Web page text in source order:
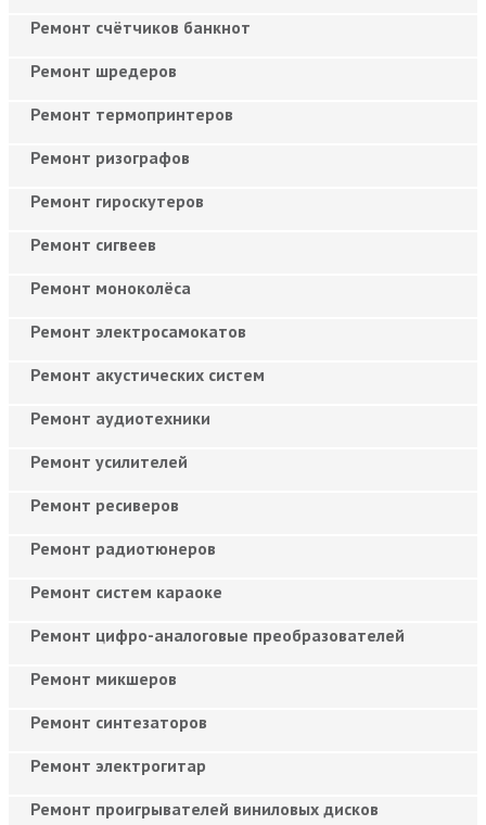
Ремонт счётчиков банкнот
Ремонт шредеров
Ремонт термопринтеров
Ремонт ризографов
Ремонт гироскутеров
Ремонт сигвеев
Ремонт моноколёса
Ремонт электросамокатов
Ремонт акустических систем
Ремонт аудиотехники
Ремонт усилителей
Ремонт ресиверов
Ремонт радиотюнеров
Ремонт систем караоке
Ремонт цифро-аналоговые преобразователей
Ремонт микшеров
Ремонт синтезаторов
Ремонт электрогитар
Ремонт проигрывателей виниловых дисков